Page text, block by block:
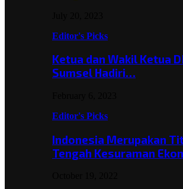
Editor's Picks
Ketua dan Wakil Ketua
Sumsel Hadiri…
Editor's Picks
Indonesia Merupakan
Tengah Kesuraman